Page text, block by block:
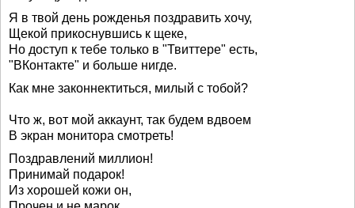
Я в твой день рожденья поздравить хочу,
Щекой прикоснувшись к щеке,
Но доступ к тебе только в "Твиттере" есть,
"ВКонтакте" и больше нигде.
Как мне законнектиться, милый с тобой?
Что ж, вот мой аккаунт, так будем вдвоем
В экран монитора смотреть!
Поздравлений миллион!
Принимай подарок!
Из хорошей кожи он,